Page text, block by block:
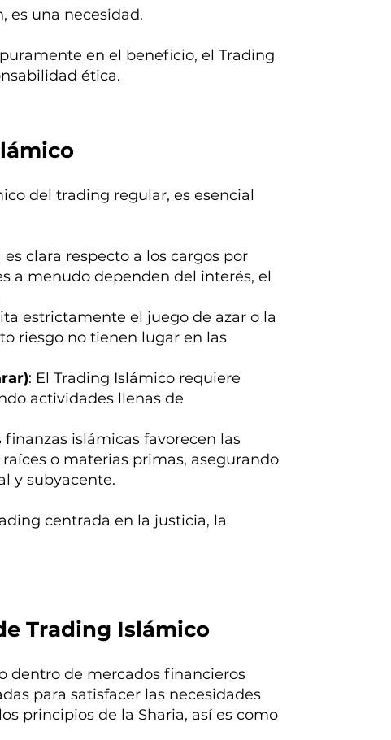
Trading Islámico
dentro de mercados financieros
para satisfacer las necesidades
principios de la Sharia, así es como
es una necesidad.
en el beneficio, el Trading
ética.
del trading regular, es esencial
es clara respecto a los cargos por
a menudo dependen del interés, el
estrictamente el juego de azar o la
riesgo no tienen lugar en las
: El Trading Islámico requiere
actividades llenas de
finanzas islámicas favorecen las
o materias primas, asegurando
y subyacente.
centrada en la justicia, la